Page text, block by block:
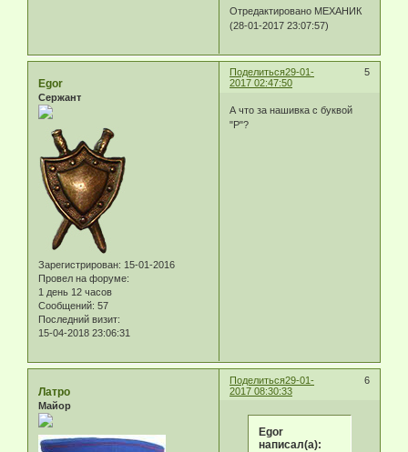
Отредактировано МЕХАНИК
(28-01-2017 23:07:57)
Поделиться 5
29-01-
2017 02:47:50
Egor
Сержант
Зарегистрирован: 15-01-2016
Провел на форуме:
1 день 12 часов
Сообщений: 57
Последний визит:
15-04-2018 23:06:31
А что за нашивка с буквой
"Р"?
Поделиться 6
29-01-
2017 08:30:33
Латро
Майор
Egor
написал(а):